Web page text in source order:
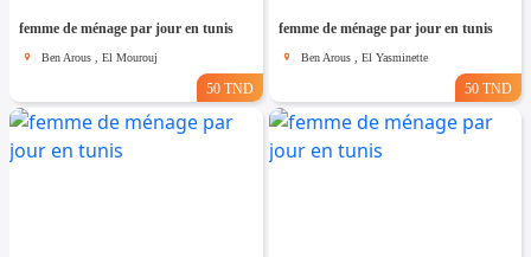
femme de ménage par jour en tunis
Ben Arous , El Mourouj
50 TND
femme de ménage par jour en tunis
Ben Arous , El Yasminette
50 TND